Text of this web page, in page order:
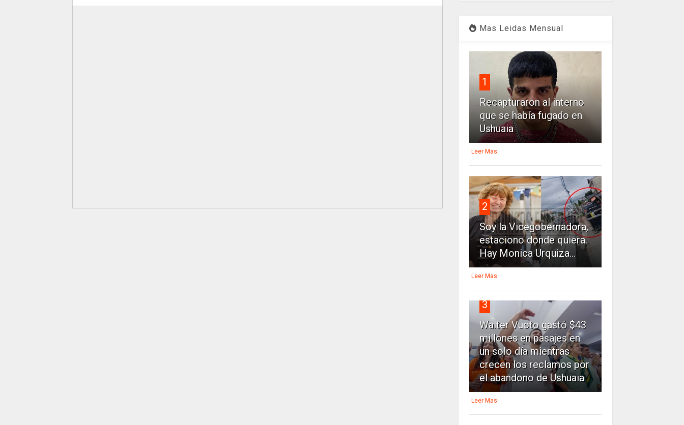
Mas Leidas Mensual
1
Recapturaron al interno
que se había fugado en
Ushuaia
Leer Mas
2
Soy la Vicegobernadora,
estaciono donde quiera.
Hay Monica Urquiza...
Leer Mas
3
Walter Vuoto gastó $43
millones en pasajes en
un solo día mientras
crecen los reclamos por
el abandono de Ushuaia
Leer Mas